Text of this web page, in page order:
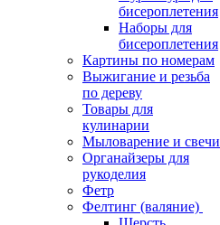
бисероплетения
Наборы для
бисероплетения
Картины по номерам
Выжигание и резьба
по дереву
Товары для
кулинарии
Мыловарение и свечи
Органайзеры для
рукоделия
Фетр
Фелтинг (валяние)